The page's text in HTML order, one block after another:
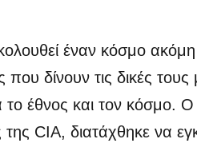
έναν κόσμο
που δίνουν τις δικές
το έθνος και τον κόσμο.
CIA, διατάχθηκε να